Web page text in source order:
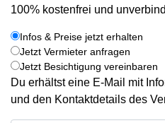
100% kostenfrei und
Infos & Preise jetzt erhalten
Jetzt Vermieter anfragen
Jetzt Besichtigung vereinbaren
Du erhältst eine E-Mail mit
und den Kontaktdetails des